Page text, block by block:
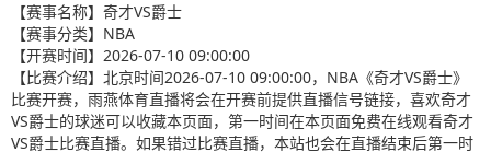
【赛事名称】 奇才VS爵士
【赛事分类】 NBA
【开赛时间】 2026-07-10 09:00:00
【比赛介绍】 北京时间2026-07-10 09:00:00，NBA《奇才VS爵士》
比赛开赛，雨燕体育直播将会在开赛前提供直播信号链接，喜欢奇才
VS爵士的球迷可以收藏本页面，第一时间在本页面免费在线观看奇才
VS爵士比赛直播。如果错过比赛直播，本站也会在直播结束后第一时